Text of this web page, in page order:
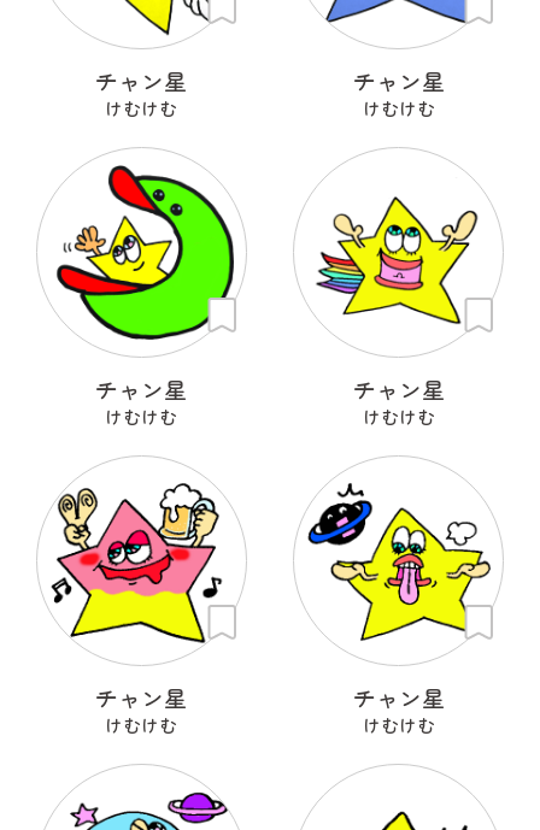
チャン星
けむけむ
チャン星
けむけむ
チャン星
けむけむ
チャン星
けむけむ
チャン星
けむけむ
チャン星
けむけむ